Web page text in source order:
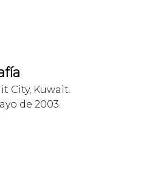
City, Kuwait.
de 2003.